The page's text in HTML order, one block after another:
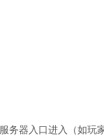
务器入口进入（如玩